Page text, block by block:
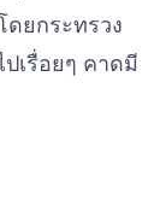
ดยกระทรวง
เรื่อยๆ คาดมี